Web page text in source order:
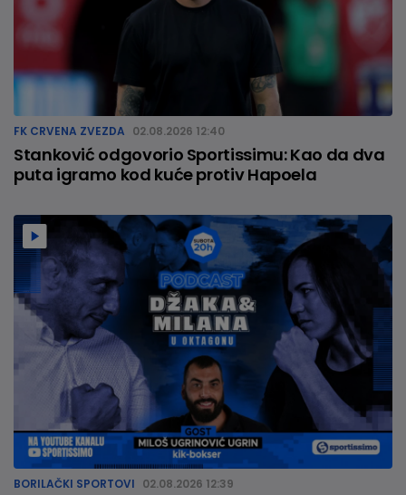
FK CRVENA ZVEZDA 02.08.2026 12:40
Stanković odgovorio Sportissimu: Kao da dva
puta igramo kod kuće protiv Hapoela
BORILAČKI SPORTOVI 02.08.2026 12:39